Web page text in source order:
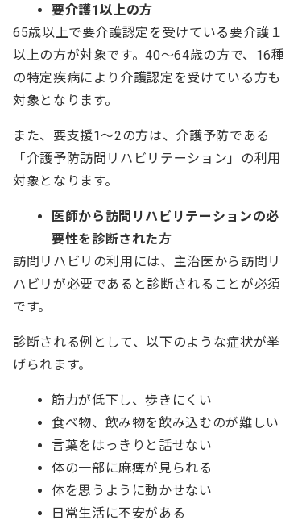
要介護1以上の方
65歳以上で要介護認定を受けている要介護１
以上の方が対象です。40〜64歳の方で、16種
の特定疾病により介護認定を受けている方も
対象となります。
また、要支援1〜2の方は、介護予防である
「介護予防訪問リハビリテーション」の利用
対象となります。
医師から訪問リハビリテーションの必
要性を診断された方
訪問リハビリの利用には、主治医から訪問リ
ハビリが必要であると診断されることが必須
です。
診断される例として、以下のような症状が挙
げられます。
筋力が低下し、歩きにくい
食べ物、飲み物を飲み込むのが難しい
言葉をはっきりと話せない
体の一部に麻痺が見られる
体を思うように動かせない
日常生活に不安がある